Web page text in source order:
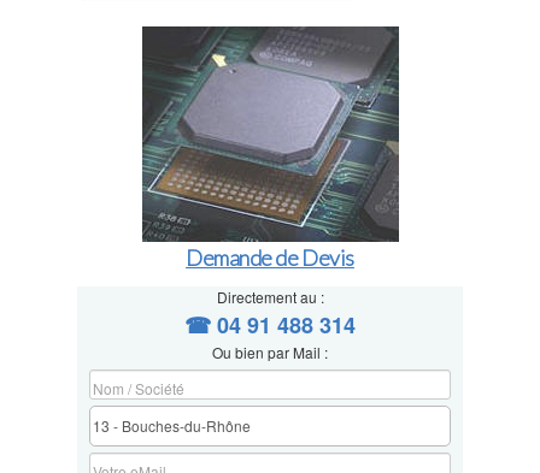
Demande de Devis
Directement au :
☎ 04 91 488 314
Ou bien par Mail :